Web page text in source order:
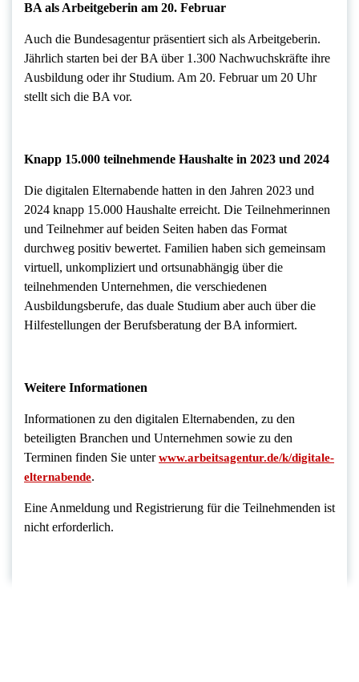
BA als Arbeitgeberin am 20. Februar
Auch die Bundesagentur präsentiert sich als Arbeitgeberin.
Jährlich starten bei der BA über 1.300 Nachwuchskräfte ihre
Ausbildung oder ihr Studium. Am 20. Februar um 20 Uhr
stellt sich die BA vor.
Knapp 15.000 teilnehmende Haushalte in 2023 und 2024
Die digitalen Elternabende hatten in den Jahren 2023 und
2024 knapp 15.000 Haushalte erreicht. Die Teilnehmerinnen
und Teilnehmer auf beiden Seiten haben das Format
durchweg positiv bewertet. Familien haben sich gemeinsam
virtuell, unkompliziert und ortsunabhängig über die
teilnehmenden Unternehmen, die verschiedenen
Ausbildungsberufe, das duale Studium aber auch über die
Hilfestellungen der Berufsberatung der BA informiert.
Weitere Informationen
Informationen zu den digitalen Elternabenden, zu den
beteiligten Branchen und Unternehmen sowie zu den
Terminen finden Sie unterwww.arbeitsagentur.de/k/digitale-
elternabende.
Eine Anmeldung und Registrierung für die Teilnehmenden ist
nicht erforderlich.